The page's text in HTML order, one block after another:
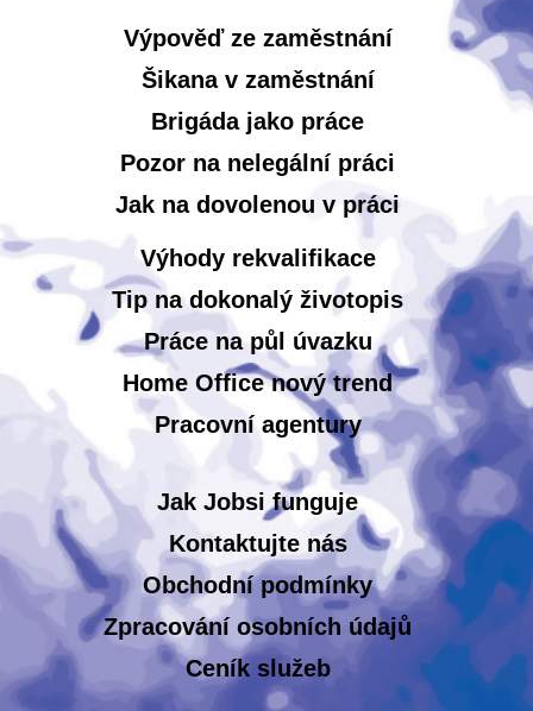
Výpověď ze zaměstnání
Šikana v zaměstnání
Brigáda jako práce
Pozor na nelegální práci
Jak na dovolenou v práci
Výhody rekvalifikace
Tip na dokonalý životopis
Práce na půl úvazku
Home Office nový trend
Pracovní agentury
Jak Jobsi funguje
Kontaktujte nás
Obchodní podmínky
Zpracování osobních údajů
Ceník služeb